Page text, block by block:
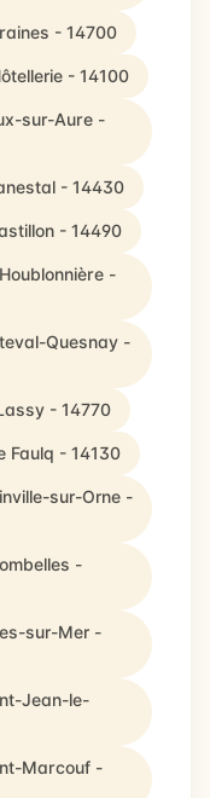
- 14700
- 14100
sur-Aure -
- 14430
- 14490
-
Quesnay -
- 14770
Faulq - 14130
sur-Orne -
-
sur-Mer -
Jean-le-
Marcouf -